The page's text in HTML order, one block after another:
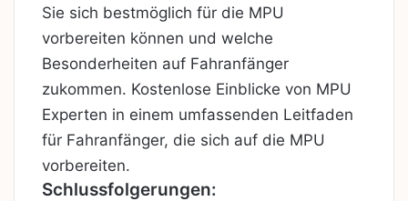
Sie sich bestmöglich für die MPU
vorbereiten können und welche
Besonderheiten auf Fahranfänger
zukommen. Kostenlose Einblicke von MPU
Experten in einem umfassenden Leitfaden
für Fahranfänger, die sich auf die MPU
vorbereiten.
Schlussfolgerungen: